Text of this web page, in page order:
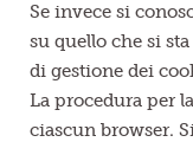
Se invece si
su quello che si
di gestione dei
La procedura per
ciascun browser.